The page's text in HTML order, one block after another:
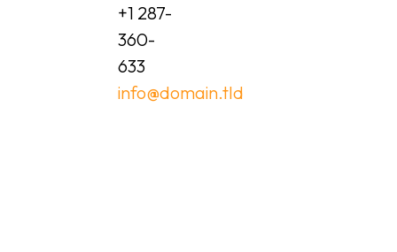
+1 287-
360-
633
info@domain.tld